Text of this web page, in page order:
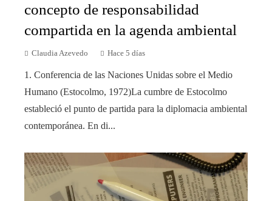
concepto de responsabilidad
compartida en la agenda ambiental
Claudia Azevedo Hace 5 días
1. Conferencia de las Naciones Unidas sobre el Medio
Humano (Estocolmo, 1972)La cumbre de Estocolmo
estableció el punto de partida para la diplomacia ambiental
contemporánea. En di...